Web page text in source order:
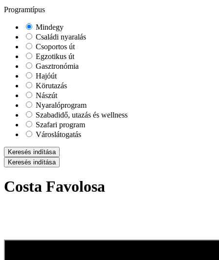
Programtípus
Mindegy
Családi nyaralás
Csoportos út
Egzotikus út
Gasztronómia
Hajóút
Körutazás
Nászút
Nyaralóprogram
Szabadidő, utazás és wellness
Szafari program
Városlátogatás
Keresés indítása
Keresés indítása
Costa Favolosa